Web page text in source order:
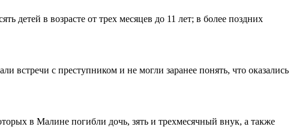
в возрасте от трех месяцев до 11 лет; в более поздних
с преступником и не могли заранее понять, что оказались
в Малине погибли дочь, зять и трехмесячный внук, а также